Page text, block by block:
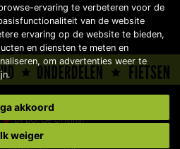
de Fietsspecialist 2026
byBO. Be Original
byBO Creator DXP®
ervaring te verbeteren voor de
van de website
ervaring op de website te bieden,
en diensten te meten en
, om advertenties weer te
.
akkoord
Ik weiger